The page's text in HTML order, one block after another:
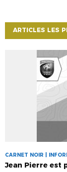
ARTICLES LES
CARNET NOIR |
Jean Pierre est